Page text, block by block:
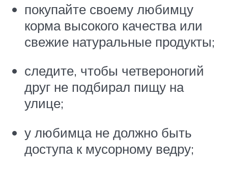
покупайте своему любимцу
корма высокого качества или
свежие натуральные продукты;
следите, чтобы четвероногий
друг не подбирал пищу на
улице;
у любимца не должно быть
доступа к мусорному ведру;